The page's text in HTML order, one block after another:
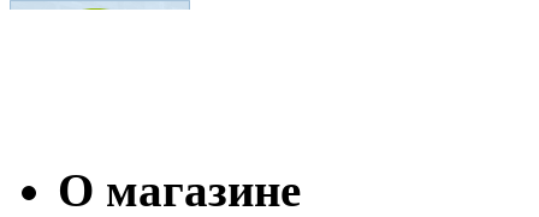
О магазине